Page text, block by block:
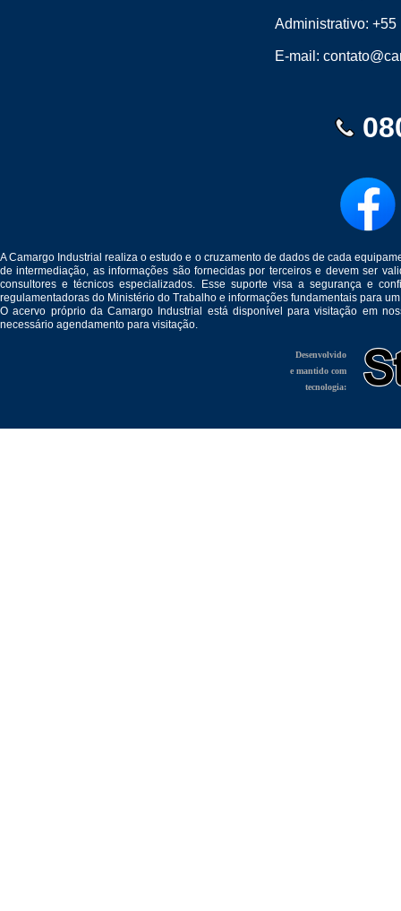
Administrativo:+55
E-mail:
A Camargo Industrial realiza o estudo e o cruzamento de dados de cada
de intermediação, as informações são fornecidas por terceiros e devem ser
consultores e técnicos especializados. Esse suporte visa a segurança e
regulamentadoras do Ministério do Trabalho e informações fundamentais para
O acervo próprio da Camargo Industrial está disponível para visitação em
necessário agendamento para visitação.
Desenvolvido
e mantido com
tecnologia: